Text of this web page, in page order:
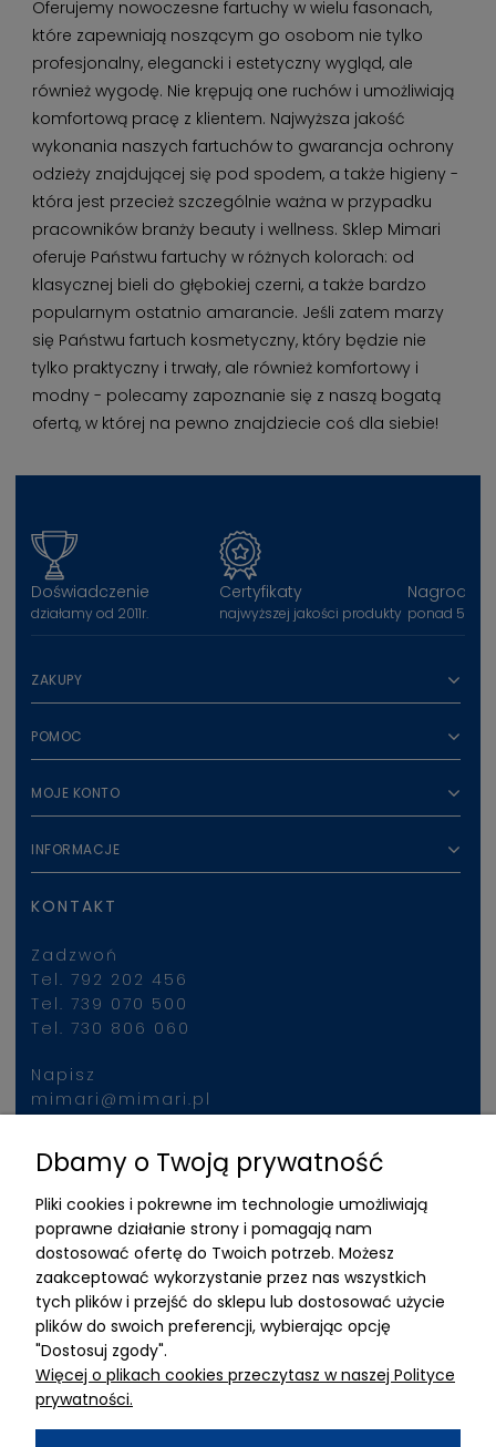
Oferujemy nowoczesne fartuchy w wielu fasonach,
które zapewniają noszącym go osobom nie tylko
profesjonalny, elegancki i estetyczny wygląd, ale
również wygodę. Nie krępują one ruchów i umożliwiają
komfortową pracę z klientem. Najwyższa jakość
wykonania naszych fartuchów to gwarancja ochrony
odzieży znajdującej się pod spodem, a także higieny -
która jest przecież szczególnie ważna w przypadku
pracowników branży beauty i wellness. Sklep Mimari
oferuje Państwu fartuchy w różnych kolorach: od
klasycznej bieli do głębokiej czerni, a także bardzo
popularnym ostatnio amarancie. Jeśli zatem marzy
się Państwu fartuch kosmetyczny, który będzie nie
tylko praktyczny i trwały, ale również komfortowy i
modny - polecamy zapoznanie się z naszą bogatą
ofertą, w której na pewno znajdziecie coś dla siebie!
Doświadczenie
działamy od 2011r.
Certyfikaty
najwyższej jakości produkty
Nagrody
ponad 50
ZAKUPY
POMOC
MOJE KONTO
INFORMACJE
KONTAKT
Zadzwoń
Tel. 792 202 456
Tel. 739 070 500
Tel. 730 806 060
Napisz
mimari@mimari.pl
Znajdziesz nas
ADRES
MIMARI sp z o.o.
ul. Kurkowa 12
50-210 Wrocław
Dane rejestracyjne
NIP:8982325327
Dbamy o Twoją prywatność
Pliki cookies i pokrewne im technologie umożliwiają
poprawne działanie strony i pomagają nam
dostosować ofertę do Twoich potrzeb. Możesz
zaakceptować wykorzystanie przez nas wszystkich
tych plików i przejść do sklepu lub dostosować użycie
plików do swoich preferencji, wybierając opcję
"Dostosuj zgody".
Więcej o plikach cookies przeczytasz w naszej Polityce
prywatności.